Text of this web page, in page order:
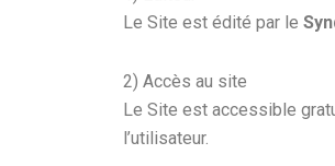
Le Site est édité par le
2) Accès au site
Le Site est accessible
l’utilisateur.